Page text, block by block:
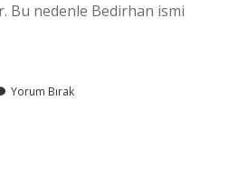
Bu nedenle Bedirhan ismi
Yorum Bırak